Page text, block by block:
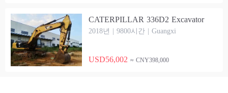
CATERPILLAR 336D2 Excavator
2018년 | 9800시간 | Guangxi
USD56,002 ≈ CNY398,000